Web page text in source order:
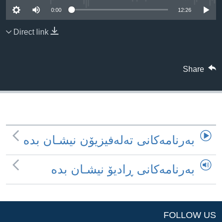
ژیان لە فەرهەنگدا
Learning English
زمانه‌کان
0:00 12:26
Direct link
Share
به‌رنامه‌کانی ته‌له‌فیزیۆن نیشـان بده‌
به‌رنامه‌کانی ڕادیۆ نیشـان بده‌
FOLLOW US